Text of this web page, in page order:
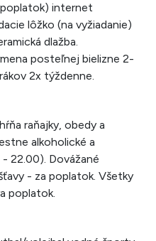
internet
lôžko (na vyžiadanie)
dlažba.
posteľnej bielizne 2-
2x týždenne.
raňajky, obedy a
alkoholické a
22.00). Dovážané
- za poplatok. Všetky
poplatok.